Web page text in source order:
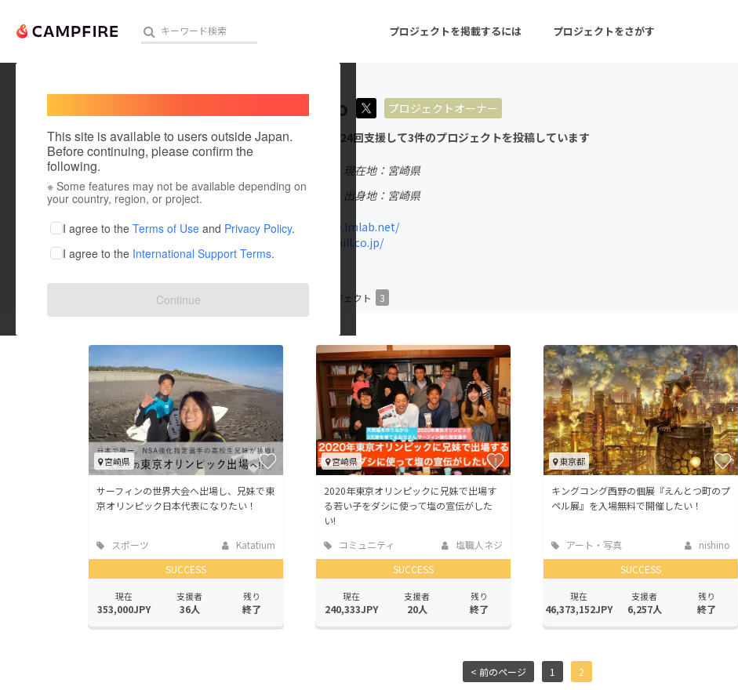
プロジェクトを掲載するには プロジェクトをさがす
人気のプロジェクト 注目のリターン 注目の新着プロジェクト 募集終了が近いプロジェクト
アート・写真 音楽
テクノロジー・ガジェット
ゲーム・サービス開発
映像・映画
ビジネス・起業
チャレンジ
まちづくり・地域活性化
CAMPFIRE for Social Good
CAMPFIRE Creation
CAMPFIREふるさと納税
machi-ya コミュニティ
This site is available to users outside Japan.
Before continuing, please confirm the
following.
※ Some features may not be available depending on
your country, region, or project.
I agree to the Terms of Use and Privacy Policy.
I agree to the International Support Terms.
Continue
Yosei Ito
プロジェクトオーナー
これまでに24回支援して3件のプロジェクトを投稿しています
現在地：宮崎県
出身国：日本
出身地：宮崎県
takachiho.lmlab.net/
lumber-mill.co.jp/
プロジェクト プロジェクト 3
宮崎県
サーフィンの世界大会へ出場し、兄妹で東
京オリンピック日本代表になりたい！
スポーツ
Katatium
SUCCESS
現在
353,000JPY
支援者
36人
残り
終了
宮崎県
2020年東京オリンピックに兄妹で出場す
る若い子をダシに使って塩の宣伝がした
い!
コミュニティ
塩職人ネジ
SUCCESS
現在
240,333JPY
支援者
20人
残り
終了
東京都
キングコング西野の個展『えんとつ町のプ
ペル展』を入場無料で開催したい！
アート・写真
nishino
SUCCESS
現在
46,373,152JPY
支援者
6,257人
残り
終了
< 前のページ 1 2